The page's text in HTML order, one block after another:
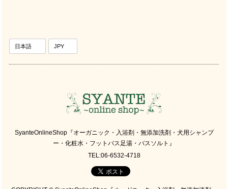
SyanteOnlineShop『オーガニック・入浴剤・無添加洗剤・犬用シャンプ
ー・化粧水・フットバス足湯・バスソルト』
TEL:06-6532-4718